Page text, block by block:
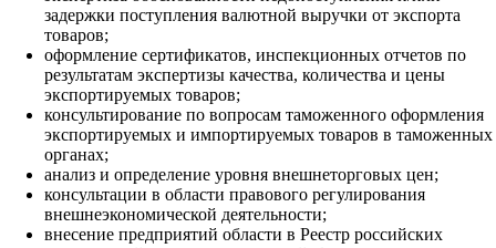
задержки поступления валютной выручки от экспорта
товаров;
оформление сертификатов, инспекционных отчетов по
результатам экспертизы качества, количества и цены
экспортируемых товаров;
консультирование по вопросам таможенного оформления
экспортируемых и импортируемых товаров в таможенных
органах;
анализ и определение уровня внешнеторговых цен;
консультации в области правового регулирования
внешнеэкономической деятельности;
внесение предприятий области в Реестр российских